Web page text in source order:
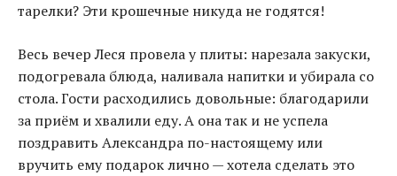
тарелки? Эти крошечные никуда не годятся!
Весь вечер Леся провела у плиты: нарезала закуски,
подогревала блюда, наливала напитки и убирала со
стола. Гости расходились довольные: благодарили
за приём и хвалили еду. А она так и не успела
поздравить Александра по-настоящему или
вручить ему подарок лично — хотела сделать это